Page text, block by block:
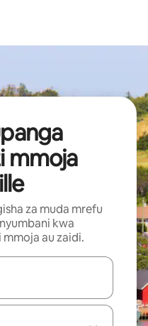
mmoja
za muda mrefu
kwa
mmoja au zaidi.
vinjari kwa kutumia vitufe